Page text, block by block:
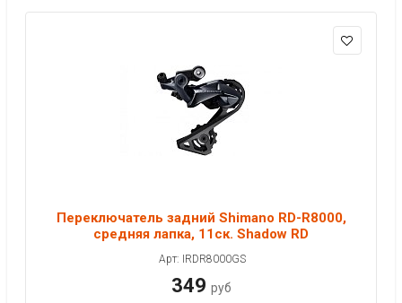
Переключатель задний Shimano RD-R8000,
средняя лапка, 11ск. Shadow RD
Арт: IRDR8000GS
349 руб